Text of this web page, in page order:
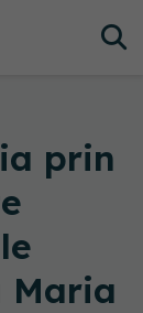
prin
Maria